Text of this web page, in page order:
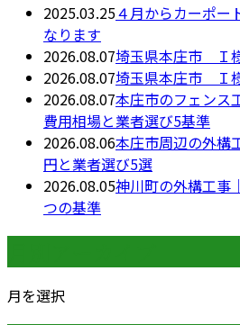
2025.03.25４月からカーポー
なります
2026.08.07埼玉県本庄市 Ｉ
2026.08.07埼玉県本庄市 Ｉ
2026.08.07本庄市のフェンス
費用相場と業者選び5基準
2026.08.06本庄市周辺の外構
円と業者選び5選
2026.08.05神川町の外構工事
つの基準
月を選択